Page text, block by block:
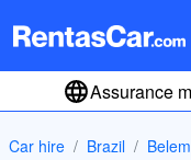
Assurance
Car hire Brazil Belem